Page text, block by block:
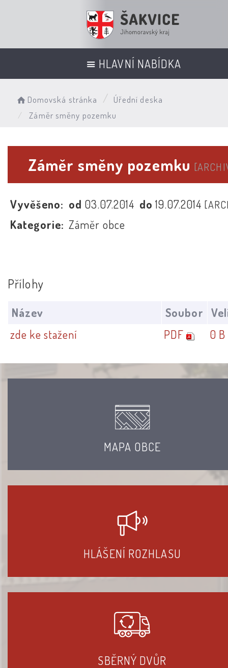
HLAVNÍ NABÍDKA
Domovská stránka
Úřední deska
Záměr směny pozemku
Záměr směny pozemku
Vyvěšeno: od 03.07.2014 do19.07.2014
Kategorie: Záměr obce
Přílohy
Název Soubor
zde ke stažení
PDF 0 B
MAPA OBCE
HLÁŠENÍ ROZHLASU
SBĚRNÝ DVŮR